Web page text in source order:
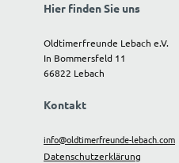
Hier finden Sie uns
Oldtimerfreunde Lebach e.V.
In Bommersfeld 11
66822 Lebach
Kontakt
info@oldtimerfreunde-lebach.com
Datenschutzerklärung